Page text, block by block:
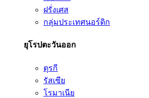
ฝรั่งเศส
กลุ่มประเทศนอร์ดิก
ยุโรปตะวันออก
ตุรกี
รัสเซีย
โรมาเนีย